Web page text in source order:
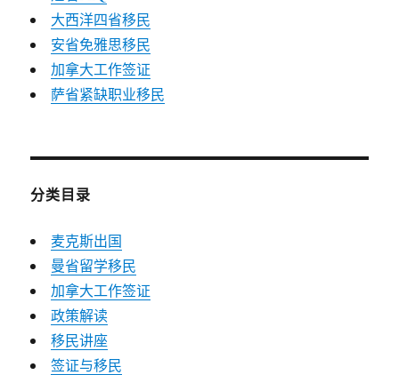
大西洋四省移民
安省免雅思移民
加拿大工作签证
萨省紧缺职业移民
分类目录
麦克斯出国
曼省留学移民
加拿大工作签证
政策解读
移民讲座
签证与移民